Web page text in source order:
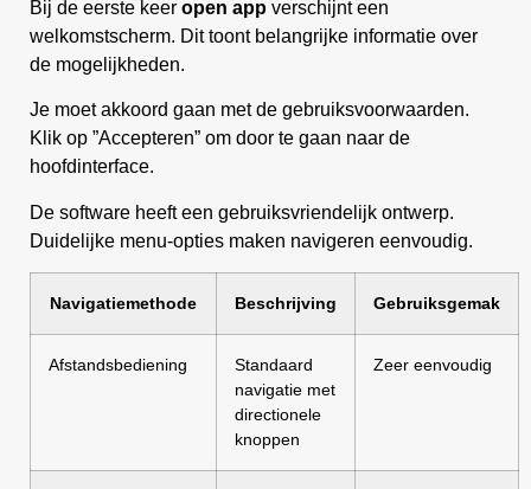
Bij de eerste keer open app verschijnt een
welkomstscherm. Dit toont belangrijke informatie over
de mogelijkheden.
Je moet akkoord gaan met de gebruiksvoorwaarden.
Klik op ”Accepteren” om door te gaan naar de
hoofdinterface.
De software heeft een gebruiksvriendelijk ontwerp.
Duidelijke menu-opties maken navigeren eenvoudig.
Navigatiemethode Beschrijving Gebruiksgemak
Afstandsbediening
Standaard
navigatie met
directionele
knoppen
Zeer eenvoudig